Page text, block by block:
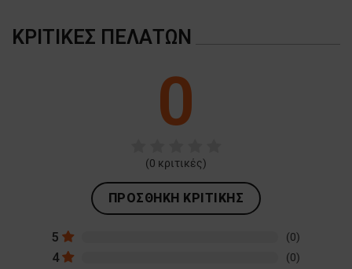
ΚΡΙΤΙΚΈΣ ΠΕΛΑΤΏΝ
0
(0 κριτικές)
ΠΡΟΣΘΉΚΗ ΚΡΙΤΙΚΉΣ
5 (0)
4 (0)